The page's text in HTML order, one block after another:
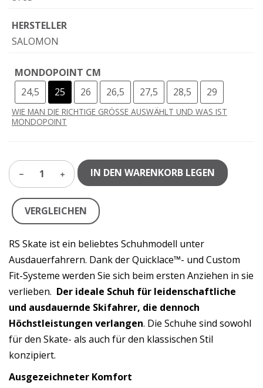
HERSTELLER
SALOMON
MONDOPOINT CM
24,5
25 26 26,5 27,5 28,5 29
WIE MAN DIE RICHTIGE GRÖSSE AUSWÄHLT UND WAS IST
MONDOPOINT
1 IN DEN WARENKORB LEGEN
VERGLEICHEN
RS Skate ist ein beliebtes Schuhmodell unter
Ausdauerfahrern. Dank der Quicklace™- und Custom
Fit-Systeme werden Sie sich beim ersten Anziehen in sie
verlieben. Der ideale Schuh für leidenschaftliche
und ausdauernde Skifahrer, die dennoch
Höchstleistungen verlangen. Die Schuhe sind sowohl
für den Skate- als auch für den klassischen Stil
konzipiert.
Ausgezeichneter Komfort